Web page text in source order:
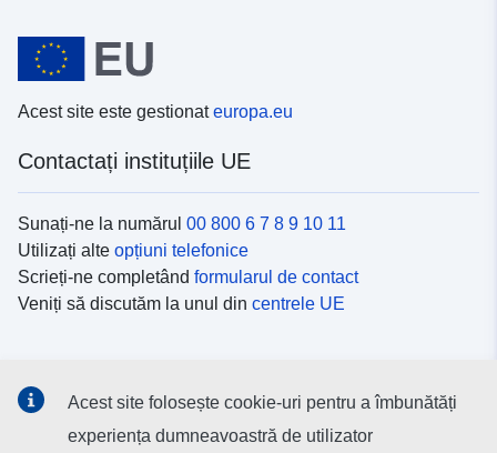
Acest site este gestionateuropa.eu
Contactați instituțiile UE
Sunați-ne la numărul 00 800 6 7 8 9 10 11
Utilizați alte opțiuni telefonice
Scrieți-ne completând formularul de contact
Veniți să discutăm la unul din centrele UE
Descoperiți canalele UEpe rețelele sociale
Acest site folosește cookie-uri pentru a îmbunătăți
experiența dumneavoastră de utilizator